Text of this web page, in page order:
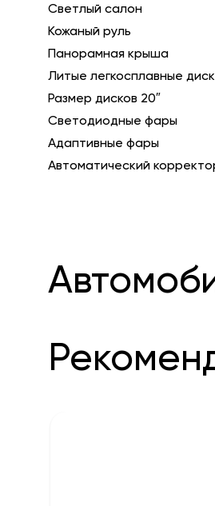
Светлый салон
Кожаный руль
Панорамная крыша
Литые легкосплавные
Размер дисков 20″
Светодиодные фары
Адаптивные фары
Автоматический